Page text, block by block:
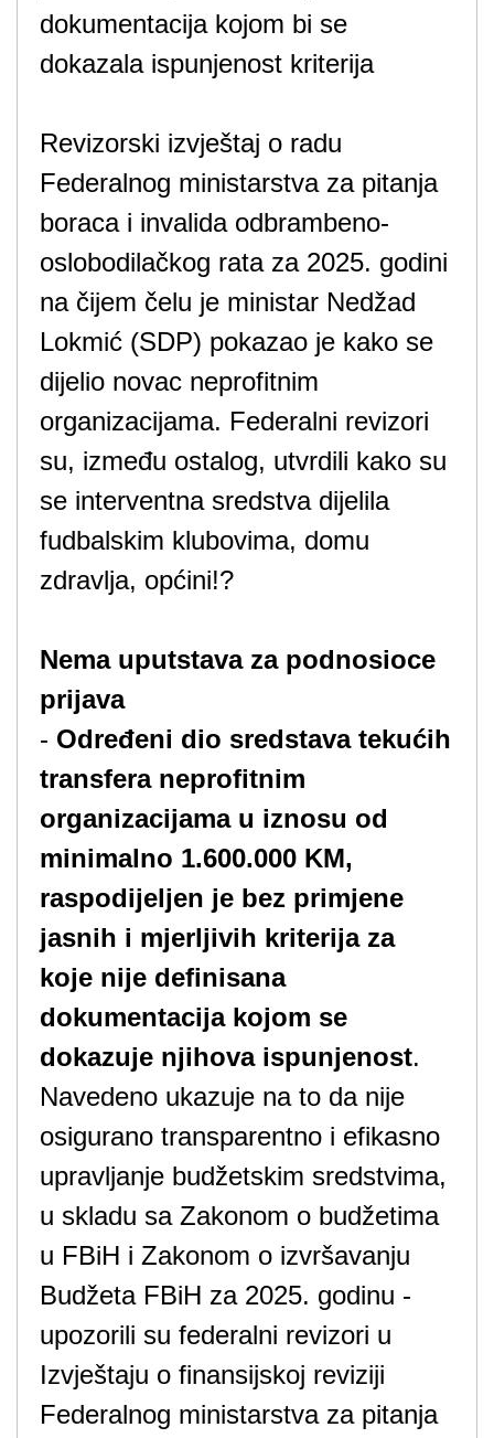
dokumentacija kojom bi se
dokazala ispunjenost kriterija
Revizorski izvještaj o radu
Federalnog ministarstva za pitanja
boraca i invalida odbrambeno-
oslobodilačkog rata za 2025. godini
na čijem čelu je ministar Nedžad
Lokmić (SDP) pokazao je kako se
dijelio novac neprofitnim
organizacijama. Federalni revizori
su, između ostalog, utvrdili kako su
se interventna sredstva dijelila
fudbalskim klubovima, domu
zdravlja, općini!?
Nema uputstava za podnosioce
prijava
- Određeni dio sredstava tekućih
transfera neprofitnim
organizacijama u iznosu od
minimalno 1.600.000 KM,
raspodijeljen je bez primjene
jasnih i mjerljivih kriterija za
koje nije definisana
dokumentacija kojom se
dokazuje njihova ispunjenost.
Navedeno ukazuje na to da nije
osigurano transparentno i efikasno
upravljanje budžetskim sredstvima,
u skladu sa Zakonom o budžetima
u FBiH i Zakonom o izvršavanju
Budžeta FBiH za 2025. godinu -
upozorili su federalni revizori u
Izvještaju o finansijskoj reviziji
Federalnog ministarstva za pitanja